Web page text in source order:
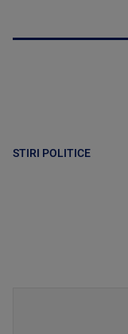
STIRI POLITICE